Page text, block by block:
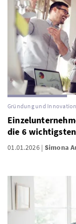
Gründung und Innovation
die 6
01.01.2026 Simona